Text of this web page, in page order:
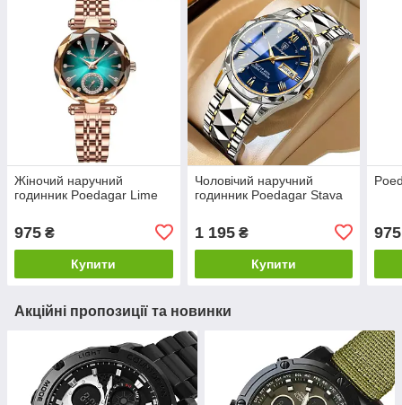
Жіночий наручний
годинник Poedagar Lime
975 ₴
Купити
Чоловічий наручний
годинник Poedagar Stava
1 195₴
Купити
975
Акційні пропозиції та новинки